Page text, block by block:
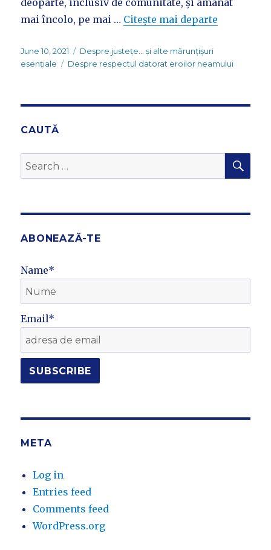
deoparte, inclusiv de comunitate, și amânat
mai încolo, pe mai … Citește mai departe
Posted
on
June 10, 2021 Categories
Despre justețe... și alte mărunțișuri
esențiale
Tags
Despre respectul datorat eroilor neamului
CAUTĂ
Search
for:
ABONEAZĂ-TE
Name*
Email*
META
Log in
Entries feed
Comments feed
WordPress.org